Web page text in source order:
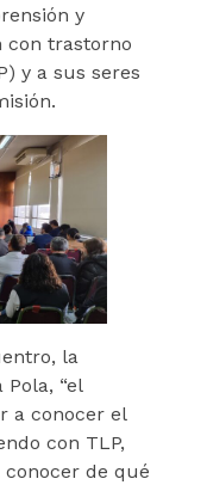
y
con trastorno
y a sus seres
la
“el
a conocer el
con TLP,
de qué